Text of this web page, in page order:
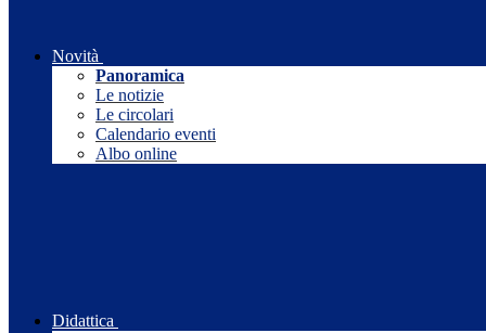
Novità
Panoramica
Le notizie
Le circolari
Calendario eventi
Albo online
Didattica